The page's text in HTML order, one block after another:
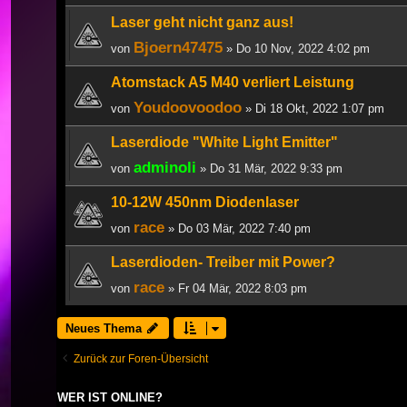
Laser geht nicht ganz aus!
von Bjoern47475 » Do 10 Nov, 2022 4:02 pm
Atomstack A5 M40 verliert Leistung
von Youdoovoodoo » Di 18 Okt, 2022 1:07 pm
Laserdiode "White Light Emitter"
von adminoli » Do 31 Mär, 2022 9:33 pm
10-12W 450nm Diodenlaser
von race » Do 03 Mär, 2022 7:40 pm
Laserdioden- Treiber mit Power?
von race » Fr 04 Mär, 2022 8:03 pm
Neues Thema
Zurück zur Foren-Übersicht
WER IST ONLINE?